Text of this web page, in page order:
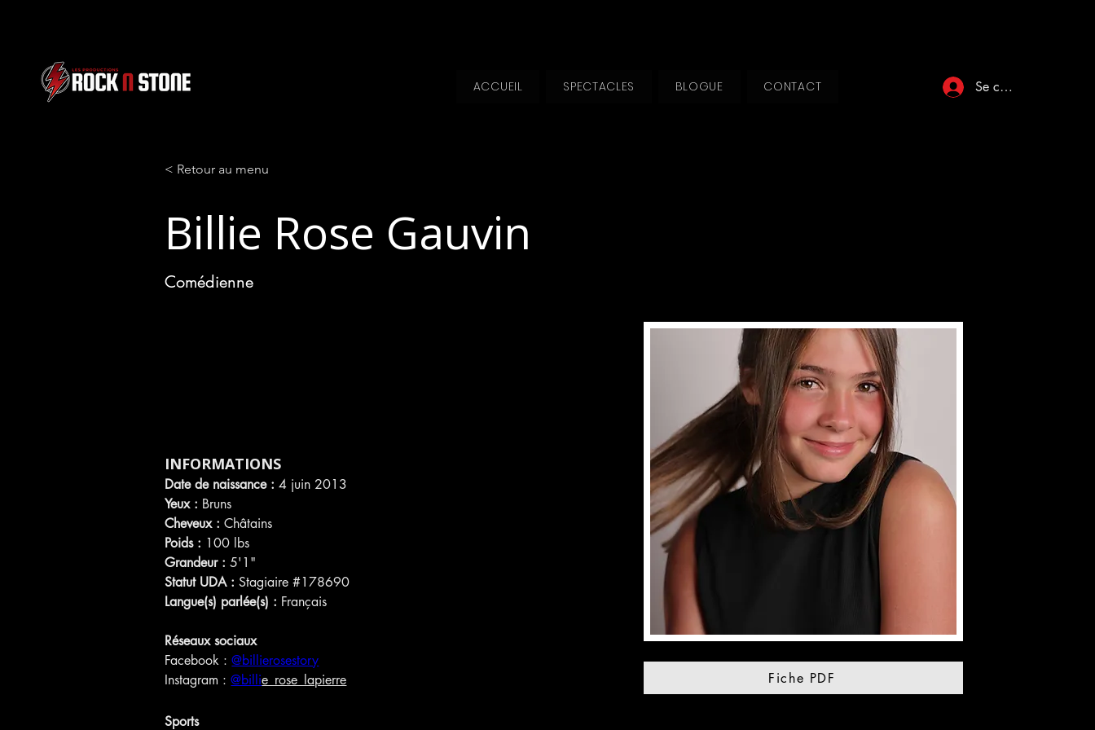
ACCUEIL SPECTACLES BLOGUE CONTACT Se connecter
< Retour au menu
Billie Rose Gauvin
Comédienne
INFORMATIONS
Date de naissance : 4 juin 2013
Yeux : Bruns
Cheveux : Châtains
Poids : 100 lbs
Grandeur : 5'1"
Statut UDA : Stagiaire #178690
Langue(s) parlée(s) : Français
Réseaux sociaux
Facebook : @billierosestory
Instagram : @billie_rose_lapierre
Sports
Fiche PDF